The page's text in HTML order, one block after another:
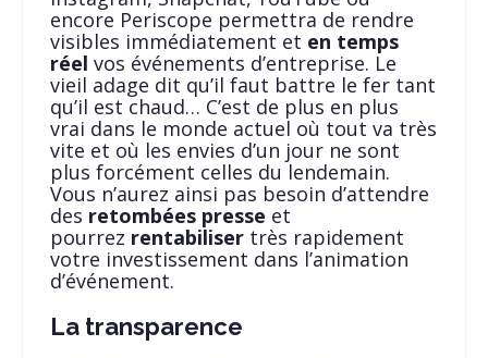
encore Periscope permettra de rendre
visibles immédiatement et en temps
réel vos événements d’entreprise. Le
vieil adage dit qu’il faut battre le fer tant
qu’il est chaud… C’est de plus en plus
vrai dans le monde actuel où tout va très
vite et où les envies d’un jour ne sont
plus forcément celles du lendemain.
Vous n’aurez ainsi pas besoin d’attendre
des retombées presse et
pourrez rentabilisertrès rapidement
votre investissement dans l’animation
d’événement.
La transparence